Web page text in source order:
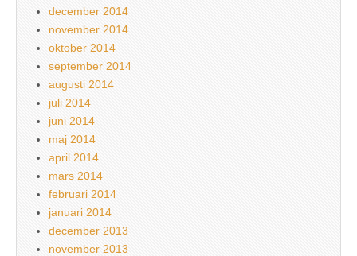
december 2014
november 2014
oktober 2014
september 2014
augusti 2014
juli 2014
juni 2014
maj 2014
april 2014
mars 2014
februari 2014
januari 2014
december 2013
november 2013